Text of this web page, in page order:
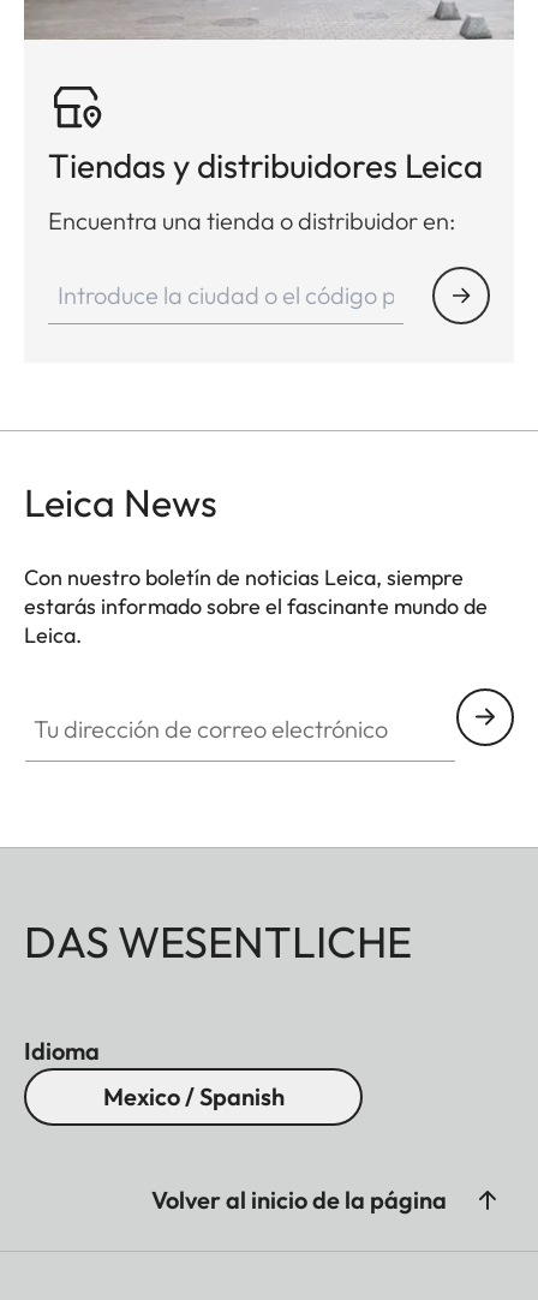
Tiendas y distribuidores Leica
Encuentra una tienda o distribuidor en:
Leica News
Con nuestro boletín de noticias Leica, siempre
estarás informado sobre el fascinante mundo de
Leica.
DAS WESENTLICHE
Idioma
Mexico / Spanish
Volver al inicio de la página